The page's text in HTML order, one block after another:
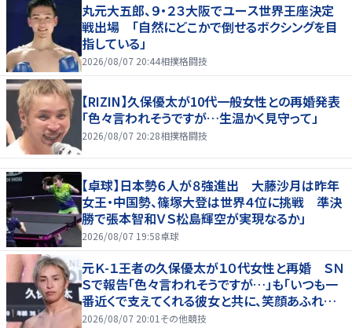
丸元大五郎、９・２３大阪でユース世界王座決定
戦出場 「自然にどこかで倒せるボクシングを目
指している」
2026/08/07 20:44相撲格闘技
【RIZIN】久保優太が10代一般女性との再婚発表
「色々言われそうですが…生温かく見守って」
2026/08/07 20:28相撲格闘技
【卓球】日本勢６人が８強進出 大藤沙月は昨年
女王・中国勢、篠塚大登は世界４位に挑戦 準決
勝で張本智和ＶＳ松島輝空が実現なるか」
2026/08/07 19:58卓球
元Ｋ-１王者の久保優太が１０代女性と再婚 ＳＮ
Ｓで報告「色々言われそうですが…」も「いつも一
番近くで支えてくれる彼女と共に、笑顔あふれる
家庭を築いていきたい」
2026/08/07 20:01 その他競技